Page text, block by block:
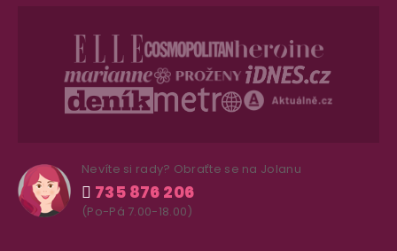
Nevíte si rady? Obraťte se na Jolanu
735 876 206
(Po-Pá 7.00-18.00)